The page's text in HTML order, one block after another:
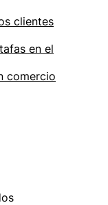
clientes
en el
comercio